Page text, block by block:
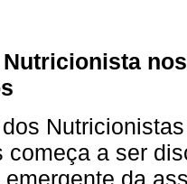
Nutricionista
começa a ser
da